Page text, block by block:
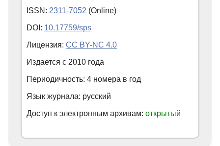
ISSN: 2311-7052 (Online)
DOI: 10.17759/sps
Лицензия: CC BY-NC 4.0
Издается с 2010 года
Периодичность: 4 номера в год
Язык журнала: русский
Доступ к электронным архивам: открытый